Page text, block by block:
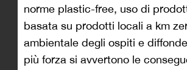
norme plastic-free, uso di
basata su prodotti locali a km
ambientale degli ospiti e
più forza si avvertono le